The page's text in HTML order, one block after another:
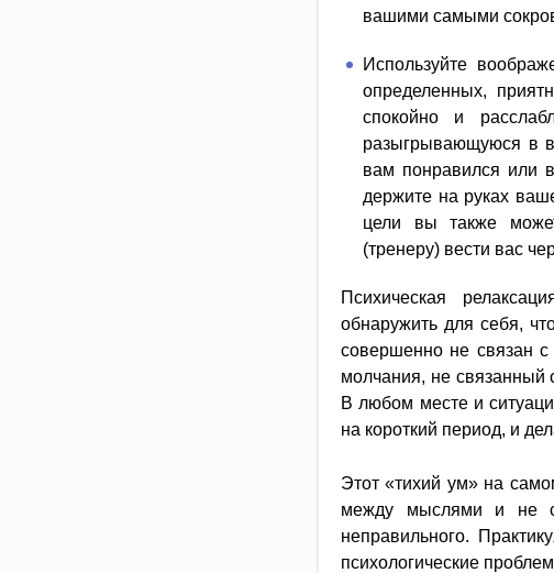
вашими самыми
Используйте
определенных,
спокойно и
разыгрывающуюся в
вам понравился или
держите на руках
цели вы также
(тренеру) вести вас
Психическая
обнаружить для себя,
совершенно не связан
молчания, не связанный
В любом месте и
на короткий период, и
Этот «тихий ум» на
между мыслями и не
неправильного.
психологические